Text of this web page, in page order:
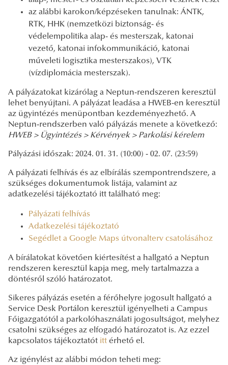
az alábbi karokon/képzéseken tanulnak: ÁNTK,
RTK, HHK (nemzetközi biztonság- és
védelempolitika alap- és mesterszak, katonai
vezető, katonai infokommunikáció, katonai
műveleti logisztika mesterszakos), VTK
(vízdiplomácia mesterszak).
A pályázatokat kizárólag a Neptun-rendszeren keresztül
lehet benyújtani. A pályázat leadása a HWEB-en keresztül
az ügyintézés menüpontban kezdeményezhető. A
Neptun-rendszerben való pályázás menete a következő:
HWEB > Ügyintézés > Kérvények > Parkolási kérelem
Pályázási időszak: 2024. 01. 31. (10:00) - 02. 07. (23:59)
A pályázati felhívás és az elbírálás szempontrendszere, a
szükséges dokumentumok listája, valamint az
adatkezelési tájékoztató itt található meg:
Pályázati felhívás
Adatkezelési tájékoztató
Segédlet a Google Maps útvonalterv csatolásához
A bírálatokat követően kiértesítést a hallgató a Neptun
rendszeren keresztül kapja meg, mely tartalmazza a
döntésről szóló határozatot.
Sikeres pályázás esetén a férőhelyre jogosult hallgató a
Service Desk Portálon keresztül igényelheti a Campus
Főigazgatótól a parkolóhasználati jogosultságot, melyhez
csatolni szükséges az elfogadó határozatot is. Az ezzel
kapcsolatos tájékoztatót itt érhető el.
Az igénylést az alábbi módon teheti meg: